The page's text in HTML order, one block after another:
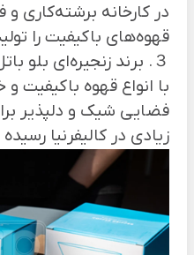
در کارخانه برشته‌کاری و
قهوه‌های باکیفیت را
با انواع قهوه
فضایی شیک و دلپذیر
زیادی در کالیفرنیا